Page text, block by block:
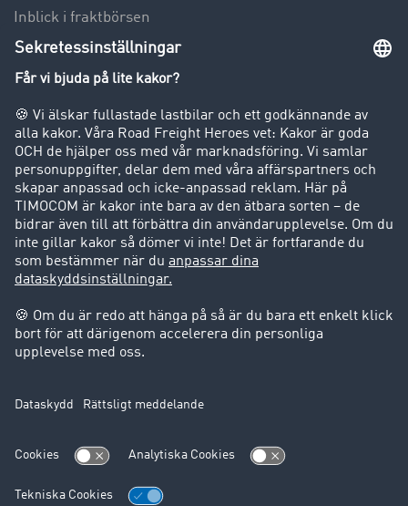
Inblick i fraktbörsen
Körförbud för lastbilar
Företag
Kunder värvar kunder
Success Stories
Support
Support
Juridiskt
Företagsinformation
Användarvillkor